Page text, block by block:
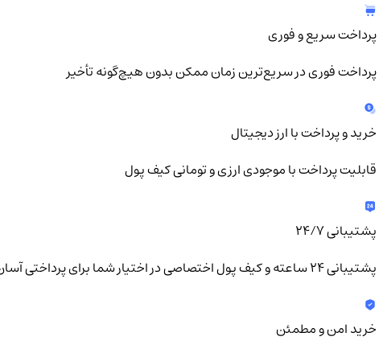
پرداخت سریع و فوری
پرداخت فوری در سریع‌ترین زمان ممکن بدون هیچ‌گونه تأخیر
خرید و پرداخت با ارز دیجیتال
قابلیت پرداخت با موجودی ارزی و تومانی کیف پول
پشتیبانی ۲۴/۷
پشتیبانی ۲۴ ساعته و کیف پول اختصاصی در اختیار شما برای پرداختی آسان
خرید امن و مطمئن